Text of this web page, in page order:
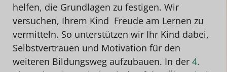
helfen, die Grundlagen zu festigen. Wir
versuchen, Ihrem Kind Freude am Lernen zu
vermitteln. So unterstützen wir Ihr Kind dabei,
Selbstvertrauen und Motivation für den
weiteren Bildungsweg aufzubauen. In der 4.